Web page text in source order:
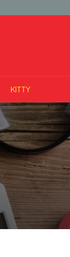
KITTY